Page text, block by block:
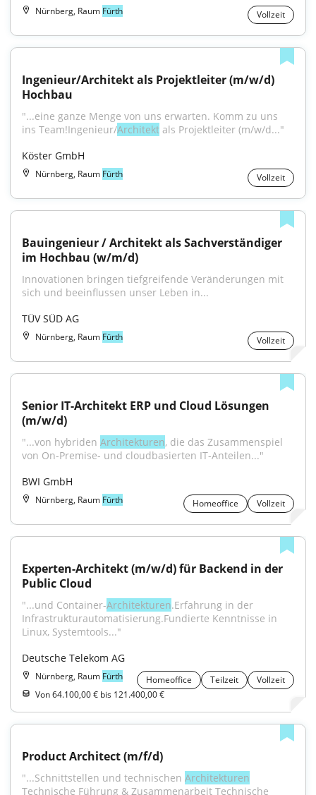
Nürnberg, Raum Fürth Vollzeit
Ingenieur/Architekt als Projektleiter (m/w/d)
Hochbau
"...eine ganze Menge von uns erwarten. Komm zu uns
ins Team!Ingenieur/Architekt als Projektleiter (m/w/d..."
Köster GmbH
Nürnberg, Raum Fürth Vollzeit
Bauingenieur / Architekt als Sachverständiger
im Hochbau (w/m/d)
Innovationen bringen tiefgreifende Veränderungen mit
sich und beeinflussen unser Leben in...
TÜV SÜD AG
Nürnberg, Raum Fürth Vollzeit
Senior IT-Architekt ERP und Cloud Lösungen
(m/w/d)
"...von hybriden Architekturen, die das Zusammenspiel
von On-Premise- und cloudbasierten IT-Anteilen..."
BWI GmbH
Nürnberg, Raum Fürth Homeoffice Vollzeit
Experten-Architekt (m/w/d) für Backend in der
Public Cloud
"...und Container-Architekturen.Erfahrung in der
Infrastrukturautomatisierung.Fundierte Kenntnisse in
Linux, Systemtools..."
Deutsche Telekom AG
Nürnberg, Raum Fürth Homeoffice Teilzeit
Vollzeit
Von 64.100,00 € bis 121.400,00 €
Product Architect (m/f/d)
"...Schnittstellen und technischen Architekturen
Technische Führung & Zusammenarbeit Technische